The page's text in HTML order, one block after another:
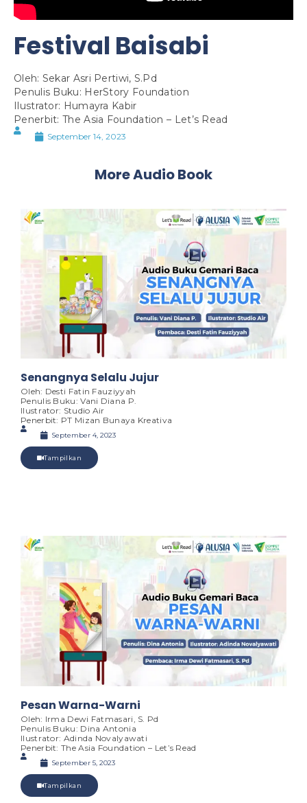
Festival Baisabi
Oleh: Sekar Asri Pertiwi, S.Pd
Penulis Buku: HerStory Foundation
Ilustrator: Humayra Kabir
Penerbit: The Asia Foundation – Let’s Read
September 14, 2023
More Audio Book
Senangnya Selalu Jujur
Oleh: Desti Fatin Fauziyyah
Penulis Buku: Vani Diana P.
Ilustrator: Studio Air
Penerbit: PT Mizan Bunaya Kreativa
September 4, 2023
Tampilkan
Pesan Warna-Warni
Oleh: Irma Dewi Fatmasari, S. Pd
Penulis Buku: Dina Antonia
Ilustrator: Adinda Novalyawati
Penerbit: The Asia Foundation – Let’s Read
September 5, 2023
Tampilkan